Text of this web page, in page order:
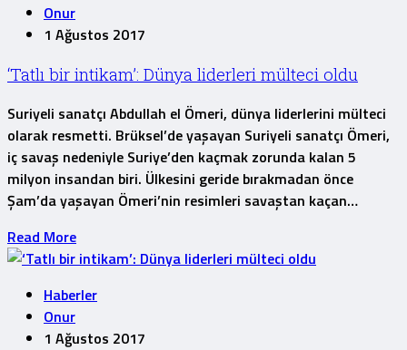
Onur
1 Ağustos 2017
‘Tatlı bir intikam’: Dünya liderleri mülteci oldu
Suriyeli sanatçı Abdullah el Ömeri, dünya liderlerini mülteci
olarak resmetti. Brüksel’de yaşayan Suriyeli sanatçı Ömeri,
iç savaş nedeniyle Suriye’den kaçmak zorunda kalan 5
milyon insandan biri. Ülkesini geride bırakmadan önce
Şam’da yaşayan Ömeri’nin resimleri savaştan kaçan…
Read More
Haberler
Onur
1 Ağustos 2017